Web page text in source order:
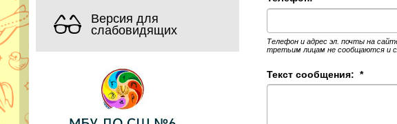
Версия для
слабовидящих
Телефон и адрес эл. почты на
третьим лицам не сообщаются и
Текст сообщения: *